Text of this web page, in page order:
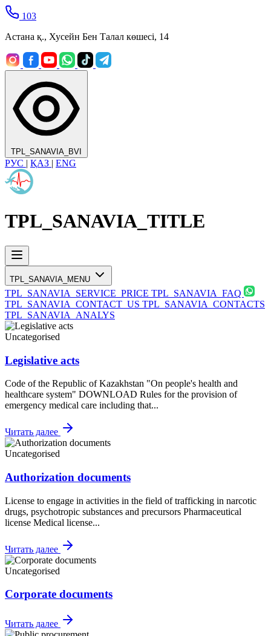
103
Астана қ., Хусейн Бен Талал көшесі, 14
TPL_SANAVIA_BVI
РУС | ҚАЗ | ENG
TPL_SANAVIA_TITLE
TPL_SANAVIA_MENU
TPL_SANAVIA_SERVICE_PRICE TPL_SANAVIA_FAQ
TPL_SANAVIA_CONTACT_US TPL_SANAVIA_CONTACTS
TPL_SANAVIA_ANALYS
Uncategorised
Legislative acts
Code of the Republic of Kazakhstan "On people's health and
healthcare system" DOWNLOAD Rules for the provision of
emergency medical care including that...
Читать далее
Uncategorised
Authorization documents
License to engage in activities in the field of trafficking in narcotic
drugs, psychotropic substances and precursors Pharmaceutical
license Medical license...
Читать далее
Uncategorised
Corporate documents
Читать далее